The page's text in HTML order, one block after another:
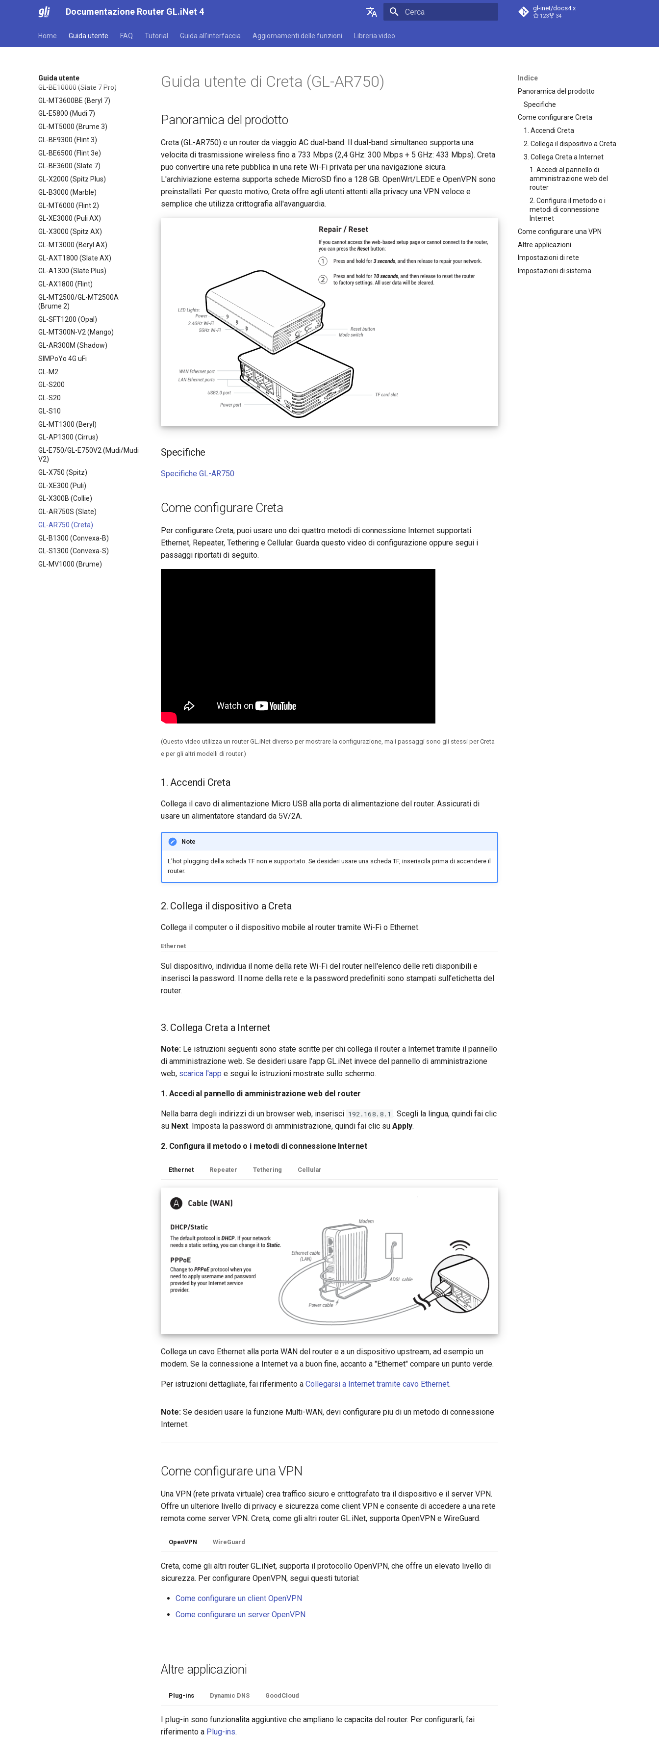
Documentazione Router GL.iNet 4
English
Français
Polski
gl-inet/docs4.x
123 34
Home Guida utente FAQ Tutorial Guida all'interfaccia Aggiornamenti delle funzioni Libreria video
Guida utente
GL-BE10000 (Slate 7 Pro)
GL-MT3600BE (Beryl 7)
GL-E5800 (Mudi 7)
GL-MT5000 (Brume 3)
GL-BE9300 (Flint 3)
GL-BE6500 (Flint 3e)
GL-BE3600 (Slate 7)
GL-X2000 (Spitz Plus)
GL-B3000 (Marble)
GL-MT6000 (Flint 2)
GL-XE3000 (Puli AX)
GL-X3000 (Spitz AX)
GL-MT3000 (Beryl AX)
GL-AXT1800 (Slate AX)
GL-A1300 (Slate Plus)
GL-AX1800 (Flint)
GL-MT2500/GL-MT2500A
(Brume 2)
GL-SFT1200 (Opal)
GL-MT300N-V2 (Mango)
GL-AR300M (Shadow)
SIMPoYo 4G uFi
GL-M2
GL-S200
GL-S20
GL-S10
GL-MT1300 (Beryl)
GL-AP1300 (Cirrus)
GL-E750/GL-E750V2 (Mudi/Mudi
V2)
GL-X750 (Spitz)
GL-XE300 (Puli)
GL-X300B (Collie)
GL-AR750S (Slate)
GL-AR750 (Creta)
GL-B1300 (Convexa-B)
GL-S1300 (Convexa-S)
GL-MV1000 (Brume)
Indice
Panoramica del prodotto
Specifiche
Come configurare Creta
1. Accendi Creta
2. Collega il dispositivo a Creta
3. Collega Creta a Internet
1. Accedi al pannello di
amministrazione web del
router
2. Configura il metodo o i
metodi di connessione
Internet
Come configurare una VPN
Altre applicazioni
Impostazioni di rete
Impostazioni di sistema
Guida utente di Creta (GL-AR750)
Panoramica del prodotto
Creta (GL-AR750) e un router da viaggio AC dual-band. Il dual-band simultaneo supporta una
velocita di trasmissione wireless fino a 733 Mbps (2,4 GHz: 300 Mbps + 5 GHz: 433 Mbps). Creta
puo convertire una rete pubblica in una rete Wi-Fi privata per una navigazione sicura.
L'archiviazione esterna supporta schede MicroSD fino a 128 GB. OpenWrt/LEDE e OpenVPN sono
preinstallati. Per questo motivo, Creta offre agli utenti attenti alla privacy una VPN veloce e
semplice che utilizza crittografia all'avanguardia.
Specifiche
Specifiche GL-AR750
Come configurare Creta
Per configurare Creta, puoi usare uno dei quattro metodi di connessione Internet supportati:
Ethernet, Repeater, Tethering e Cellular. Guarda questo video di configurazione oppure segui i
passaggi riportati di seguito.
(Questo video utilizza un router GL.iNet diverso per mostrare la configurazione, ma i passaggi sono gli stessi per Creta
e per gli altri modelli di router.)
1. Accendi Creta
Collega il cavo di alimentazione Micro USB alla porta di alimentazione del router. Assicurati di
usare un alimentatore standard da 5V/2A.
Note
L'hot plugging della scheda TF non e supportato. Se desideri usare una scheda TF, inseriscila prima di accendere il
router.
2. Collega il dispositivo a Creta
Collega il computer o il dispositivo mobile al router tramite Wi-Fi o Ethernet.
Ethernet
Sul dispositivo, individua il nome della rete Wi-Fi del router nell'elenco delle reti disponibili e
inserisci la password. Il nome della rete e la password predefiniti sono stampati sull'etichetta del
router.
3. Collega Creta a Internet
Note: Le istruzioni seguenti sono state scritte per chi collega il router a Internet tramite il pannello
di amministrazione web. Se desideri usare l'app GL.iNet invece del pannello di amministrazione
web, scarica l'app e segui le istruzioni mostrate sullo schermo.
1. Accedi al pannello di amministrazione web del router
Nella barra degli indirizzi di un browser web, inserisci 192.168.8.1 . Scegli la lingua, quindi fai clic
su Next. Imposta la password di amministrazione, quindi fai clic su Apply.
2. Configura il metodo o i metodi di connessione Internet
Ethernet Repeater Tethering Cellular
Collega un cavo Ethernet alla porta WAN del router e a un dispositivo upstream, ad esempio un
modem. Se la connessione a Internet va a buon fine, accanto a "Ethernet" compare un punto verde.
Per istruzioni dettagliate, fai riferimento a Collegarsi a Internet tramite cavo Ethernet.
Note: Se desideri usare la funzione Multi-WAN, devi configurare piu di un metodo di connessione
Internet.
Come configurare una VPN
Una VPN (rete privata virtuale) crea traffico sicuro e crittografato tra il dispositivo e il server VPN.
Offre un ulteriore livello di privacy e sicurezza come client VPN e consente di accedere a una rete
remota come server VPN. Creta, come gli altri router GL.iNet, supporta OpenVPN e WireGuard.
OpenVPN WireGuard
Creta, come gli altri router GL.iNet, supporta il protocollo OpenVPN, che offre un elevato livello di
sicurezza. Per configurare OpenVPN, segui questi tutorial:
Come configurare un client OpenVPN
Come configurare un server OpenVPN
Altre applicazioni
Plug-ins Dynamic DNS GoodCloud
I plug-in sono funzionalita aggiuntive che ampliano le capacita del router. Per configurarli, fai
riferimento a Plug-ins.